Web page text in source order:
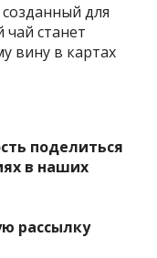
для
станет
вину в картах
поделиться
в наших
рассылку